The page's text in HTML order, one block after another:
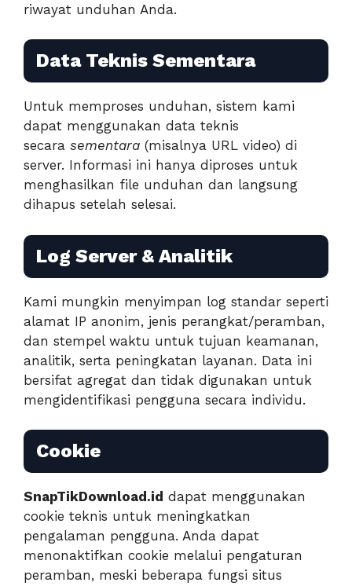
riwayat unduhan Anda.
Data Teknis Sementara
Untuk memproses unduhan, sistem kami
dapat menggunakan data teknis
secara sementara (misalnya URL video) di
server. Informasi ini hanya diproses untuk
menghasilkan file unduhan dan langsung
dihapus setelah selesai.
Log Server & Analitik
Kami mungkin menyimpan log standar seperti
alamat IP anonim, jenis perangkat/peramban,
dan stempel waktu untuk tujuan keamanan,
analitik, serta peningkatan layanan. Data ini
bersifat agregat dan tidak digunakan untuk
mengidentifikasi pengguna secara individu.
Cookie
SnapTikDownload.id dapat menggunakan
cookie teknis untuk meningkatkan
pengalaman pengguna. Anda dapat
menonaktifkan cookie melalui pengaturan
peramban, meski beberapa fungsi situs